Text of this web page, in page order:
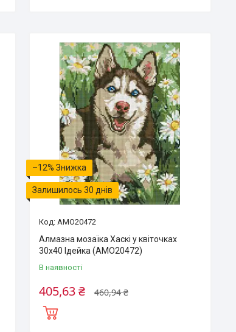
–12%
Залишилось 30 днів
AMO20472
Алмазна мозаїка Хаскі у квіточках
30х40 Ідейка (AMO20472)
В наявності
460,94 ₴
405,63 ₴